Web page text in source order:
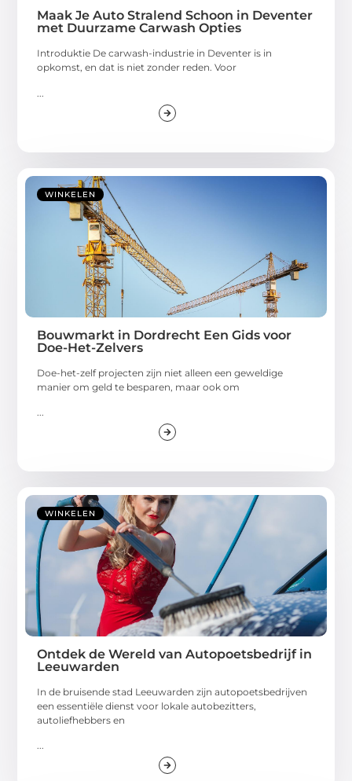
Maak Je Auto Stralend Schoon in Deventer
met Duurzame Carwash Opties
Introduktie De carwash-industrie in Deventer is in
opkomst, en dat is niet zonder reden. Voor
WINKELEN
Bouwmarkt in Dordrecht Een Gids voor
Doe-Het-Zelvers
Doe-het-zelf projecten zijn niet alleen een geweldige
manier om geld te besparen, maar ook om
...
WINKELEN
Ontdek de Wereld van Autopoetsbedrijf in
Leeuwarden
In de bruisende stad Leeuwarden zijn autopoetsbedrijven
een essentiële dienst voor lokale autobezitters,
autoliefhebbers en
...